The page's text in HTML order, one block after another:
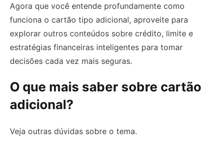
Agora que você entende profundamente como
funciona o cartão tipo adicional, aproveite para
explorar outros conteúdos sobre crédito, limite e
estratégias financeiras inteligentes para tomar
decisões cada vez mais seguras.
O que mais saber sobre cartão
adicional?
Veja outras dúvidas sobre o tema.